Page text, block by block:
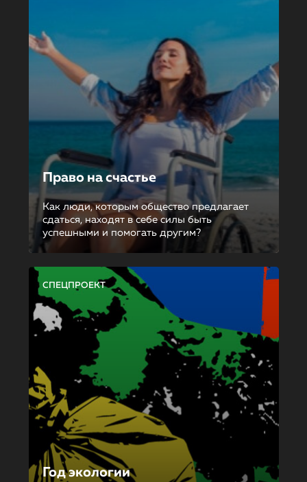
Право на счастье
Как люди, которым общество предлагает
сдаться, находят в себе силы быть
успешными и помогать другим?
СПЕЦПРОЕКТ
Год экологии